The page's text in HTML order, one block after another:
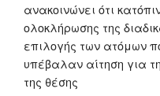
ανακοινώνει ότι
ολοκλήρωσης της
επιλογής των ατόμων
υπέβαλαν αίτηση για
της θέσης